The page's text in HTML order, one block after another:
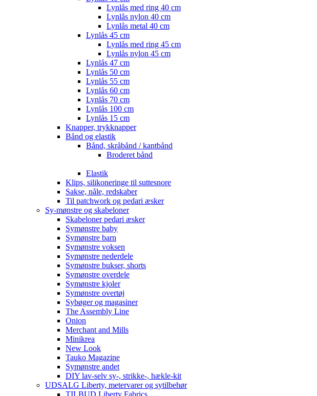
Lynlås med ring 40 cm
Lynlås nylon 40 cm
Lynlås metal 40 cm
Lynlås 45 cm
Lynlås med ring 45 cm
Lynlås nylon 45 cm
Lynlås 47 cm
Lynlås 50 cm
Lynlås 55 cm
Lynlås 60 cm
Lynlås 70 cm
Lynlås 100 cm
Lynlås 15 cm
Knapper, trykknapper
Bånd og elastik
Bånd, skråbånd / kantbånd
Broderet bånd
Elastik
Klips, silikoneringe til suttesnore
Sakse, nåle, redskaber
Til patchwork og pedari æsker
Sy-mønstre og skabeloner
Skabeloner pedari æsker
Symønstre baby
Symønstre barn
Symønstre voksen
Symønstre nederdele
Symønstre bukser, shorts
Symønstre overdele
Symønstre kjoler
Symønstre overtøj
Sybøger og magasiner
The Assembly Line
Onion
Merchant and Mills
Minikrea
New Look
Tauko Magazine
Symønstre andet
DIY lav-selv sy-, strikke-, hækle-kit
UDSALG Liberty, metervarer og sytilbehør
TILBUD Liberty Fabrics